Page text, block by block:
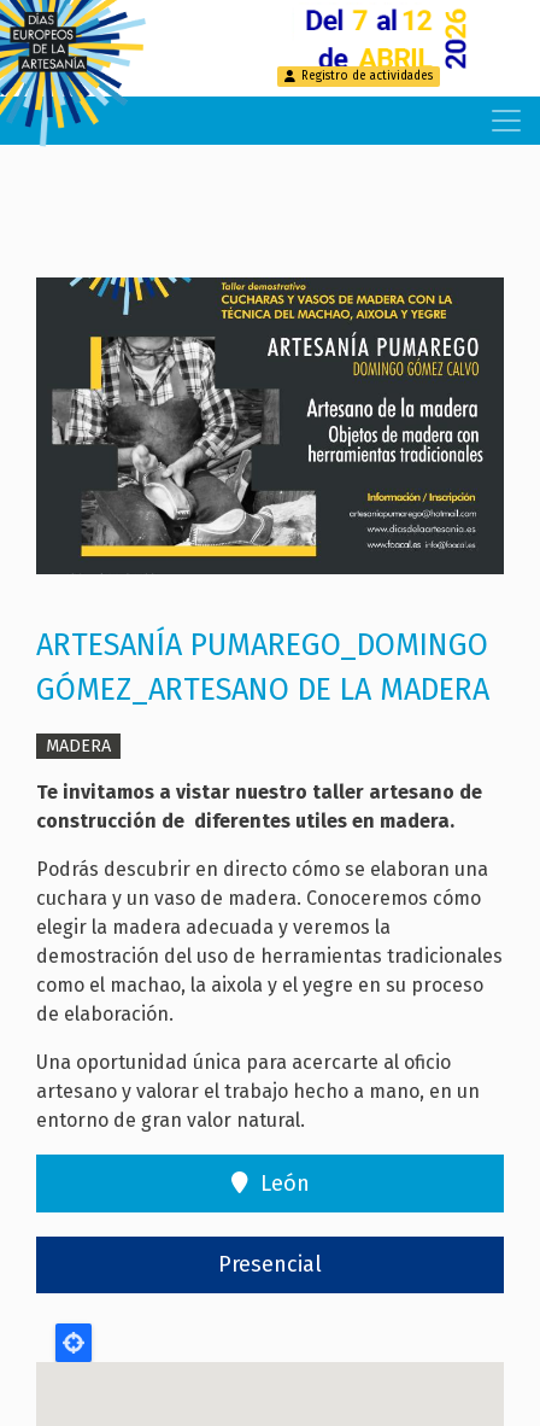
Pasar
contenido
Registro de actividades
ARTESANÍA PUMAREGO_DOMINGO
GÓMEZ_ARTESANO DE LA MADERA
MADERA
Te invitamos a vistar nuestro taller artesano de
construcción de diferentes utiles en madera.
Podrás descubrir en directo cómo se elaboran una
cuchara y un vaso de madera. Conoceremos cómo
elegir la madera adecuada y veremos la
demostración del uso de herramientas tradicionales
como el machao, la aixola y el yegre en su proceso
de elaboración.
Una oportunidad única para acercarte al oficio
artesano y valorar el trabajo hecho a mano, en un
entorno de gran valor natural.
León
Presencial